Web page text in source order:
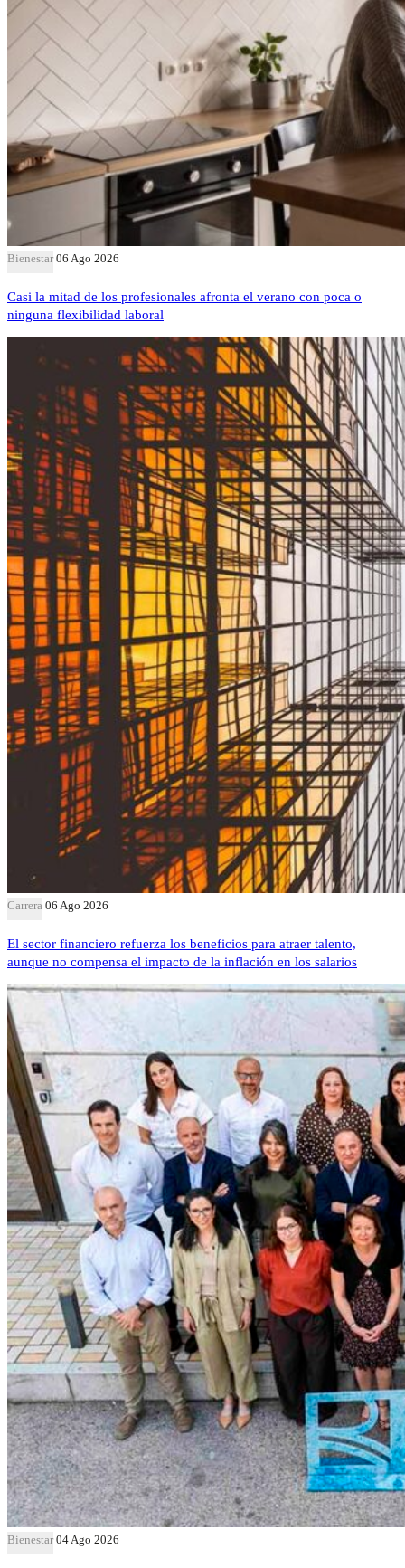
Bienestar 06 Ago 2026
Casi la mitad de los profesionales afronta el verano con poca o
ninguna flexibilidad laboral
Carrera 06 Ago 2026
El sector financiero refuerza los beneficios para atraer talento,
aunque no compensa el impacto de la inflación en los salarios
Bienestar 04 Ago 2026